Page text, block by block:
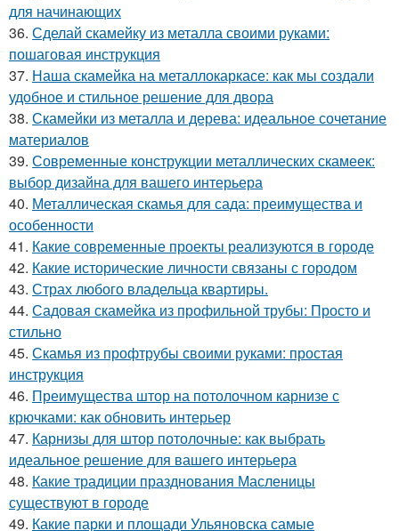
для начинающих
36. Сделай скамейку из металла своими руками:
пошаговая инструкция
37. Наша скамейка на металлокаркасе: как мы создали
удобное и стильное решение для двора
38. Скамейки из металла и дерева: идеальное сочетание
материалов
39. Современные конструкции металлических скамеек:
выбор дизайна для вашего интерьера
40. Металлическая скамья для сада: преимущества и
особенности
41. Какие современные проекты реализуются в городе
42. Какие исторические личности связаны с городом
43. Страх любого владельца квартиры.
44. Садовая скамейка из профильной трубы: Просто и
стильно
45. Скамья из профтрубы своими руками: простая
инструкция
46. Преимущества штор на потолочном карнизе с
крючками: как обновить интерьер
47. Карнизы для штор потолочные: как выбрать
идеальное решение для вашего интерьера
48. Какие традиции празднования Масленицы
существуют в городе
49. Какие парки и площади Ульяновска самые